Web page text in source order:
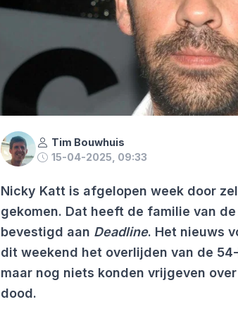
Tim Bouwhuis
15-04-2025, 09:33
Nicky Katt is afgelopen week door
gekomen. Dat heeft de familie van
bevestigd aan Deadline. Het nieuws
dit weekend het overlijden van de
maar nog niets konden vrijgeven
dood.